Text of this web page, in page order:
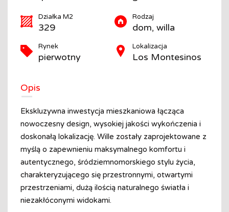
Działka M2
329
Rodzaj
dom, willa
Rynek
pierwotny
Lokalizacja
Los Montesinos
Opis
Ekskluzywna inwestycja mieszkaniowa łącząca
nowoczesny design, wysokiej jakości wykończenia i
doskonałą lokalizację. Wille zostały zaprojektowane z
myślą o zapewnieniu maksymalnego komfortu i
autentycznego, śródziemnomorskiego stylu życia,
charakteryzującego się przestronnymi, otwartymi
przestrzeniami, dużą ilością naturalnego światła i
niezakłóconymi widokami.